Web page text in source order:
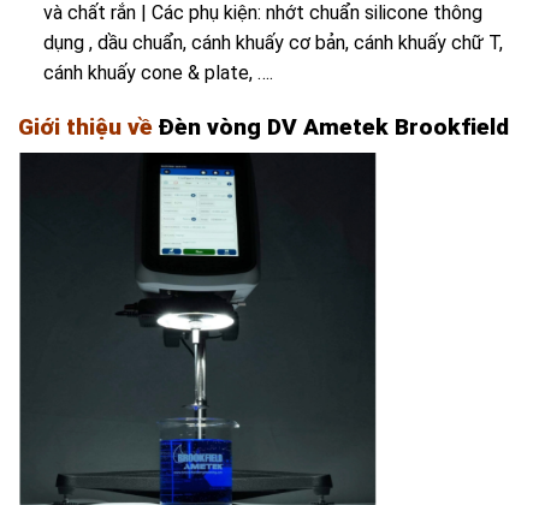
và chất rắn | Các phụ kiện: nhớt chuẩn silicone thông
dụng , dầu chuẩn, cánh khuấy cơ bản, cánh khuấy chữ T,
cánh khuấy cone & plate, ….
Giới thiệu về Đèn vòng DV Ametek Brookfield